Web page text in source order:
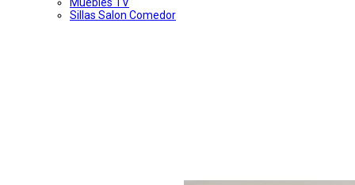
Muebles TV
Sillas Salon Comedor